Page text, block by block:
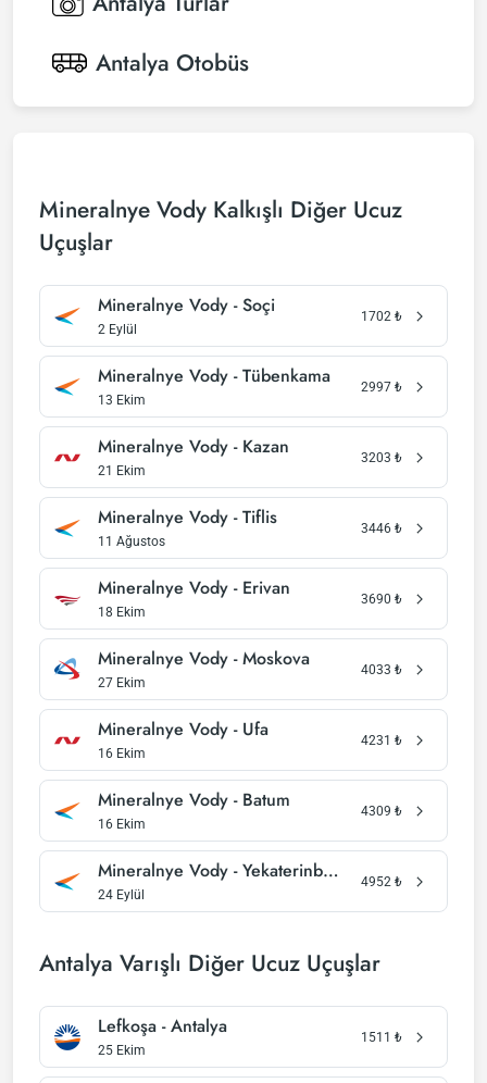
Antalya Otobüs
Mineralnye Vody Kalkışlı Diğer Ucuz
Uçuşlar
Mineralnye Vody - Soçi
2 Eylül
1702 ₺
Mineralnye Vody - Tübenkama
13 Ekim
2997 ₺
Mineralnye Vody - Kazan
21 Ekim
3203 ₺
Mineralnye Vody - Tiflis
11 Ağustos
3446 ₺
Mineralnye Vody - Erivan
18 Ekim
3690 ₺
Mineralnye Vody - Moskova
27 Ekim
4033 ₺
Mineralnye Vody - Ufa
16 Ekim
4231 ₺
Mineralnye Vody - Batum
16 Ekim
4309 ₺
Mineralnye Vody - Yekaterinburg
24 Eylül
4952 ₺
Antalya Varışlı Diğer Ucuz Uçuşlar
Lefkoşa - Antalya
25 Ekim
1511 ₺